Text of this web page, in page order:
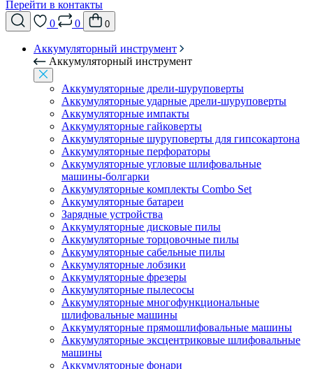
Перейти в контакты
0
0 0
Аккумуляторный инструмент
Аккумуляторный инструмент
Аккумуляторные дрели-шуруповерты
Аккумуляторные ударные дрели-шуруповерты
Аккумуляторные импакты
Аккумуляторные гайковерты
Аккумуляторные шуруповерты для гипсокартона
Аккумуляторные перфораторы
Аккумуляторные угловые шлифовальные
машины-болгарки
Аккумуляторные комплекты Combo Set
Аккумуляторные батареи
Зарядные устройства
Аккумуляторные дисковые пилы
Аккумуляторные торцовочные пилы
Аккумуляторные сабельные пилы
Аккумуляторные лобзики
Аккумуляторные фрезеры
Аккумуляторные пылесосы
Аккумуляторные многофункциональные
шлифовальные машины
Аккумуляторные прямошлифовальные машины
Аккумуляторные эксцентриковые шлифовальные
машины
Аккумуляторные фонари